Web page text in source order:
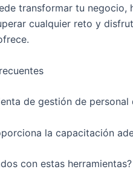
transformar tu
cualquier reto y
de gestión de personal
la capacitación
con estas herramientas?